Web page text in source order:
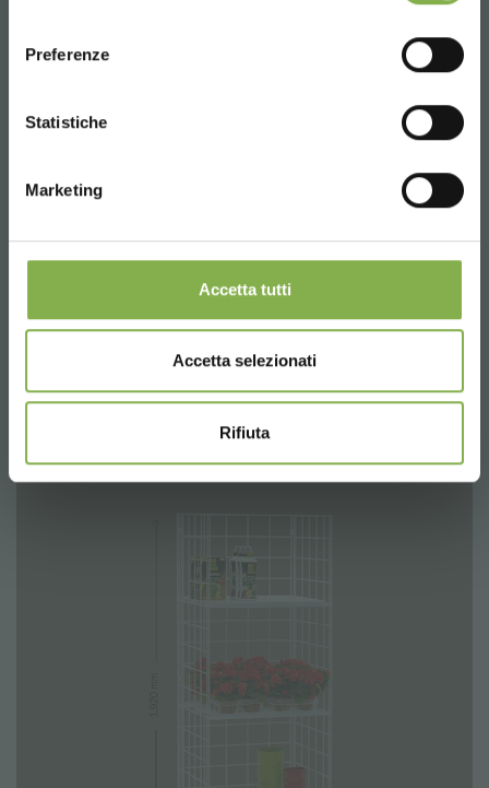
Preferenze
Statistiche
Marketing
Accetta tutti
Accetta selezionati
Rifiuta
Modular wire-mesh with 2 shelves